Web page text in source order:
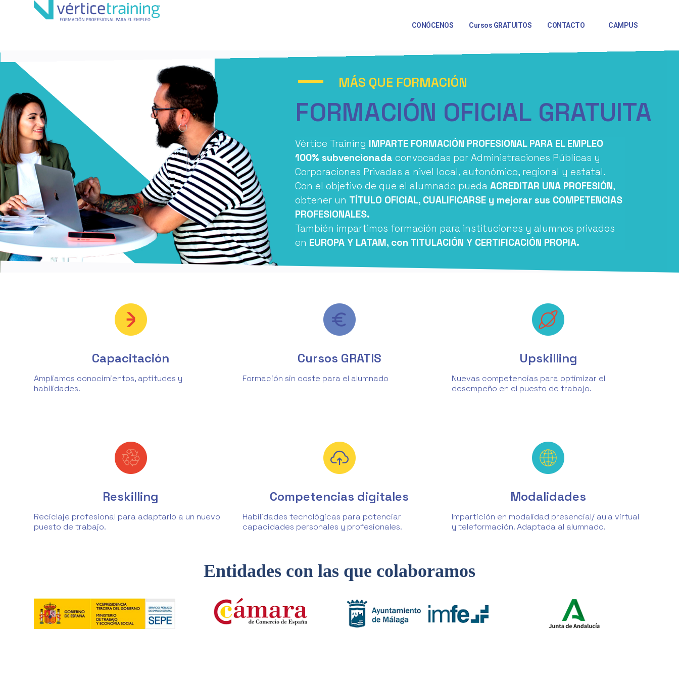
CONÓCENOS Cursos GRATUITOS CONTACTO CAMPUS
FORMACIÓN OFICIAL GRATUITA
MÁS QUE FORMACIÓN
Vértice Training IMPARTE FORMACIÓN PROFESIONAL PARA EL EMPLEO
100% subvencionada convocadas por Administraciones Públicas y
Corporaciones Privadas a nivel local, autonómico, regional y estatal.
Con el objetivo de que el alumnado pueda ACREDITAR UNA PROFESIÓN,
obtener un TÍTULO OFICIAL, CUALIFICARSE y mejorar sus COMPETENCIAS
PROFESIONALES.
También impartimos formación para instituciones y alumnos privados
en EUROPA Y LATAM, con TITULACIÓN Y CERTIFICACIÓN PROPIA.
Capacitación
Ampliamos conocimientos, aptitudes y
habilidades.
Cursos GRATIS
Formación sin coste para el alumnado
Upskilling
Nuevas competencias para optimizar el
desempeño en el puesto de trabajo.
Reskilling
Reciclaje profesional para adaptarlo a un nuevo
puesto de trabajo.
Competencias digitales
Habilidades tecnológicas para potenciar
capacidades personales y profesionales.
Modalidades
Impartición en modalidad presencial/ aula virtual
y teleformación. Adaptada al alumnado.
Entidades con las que colaboramos